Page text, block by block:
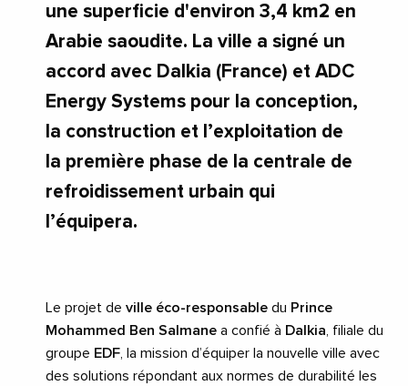
une superficie d'environ 3,4 km2 en
Arabie saoudite. La ville a signé un
accord avec Dalkia (France) et ADC
Energy Systems pour la conception,
la construction et l’exploitation de
la première phase de la centrale de
refroidissement urbain qui
l’équipera.
Le projet de ville éco-responsable du Prince
Mohammed Ben Salmane a confié à Dalkia , filiale du
groupe EDF , la mission d’équiper la nouvelle ville avec
des solutions répondant aux normes de durabilité les